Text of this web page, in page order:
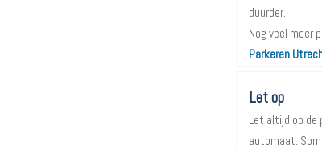
duurder.
Nog veel meer
Parkeren
Let op
Let altijd op de
automaat.